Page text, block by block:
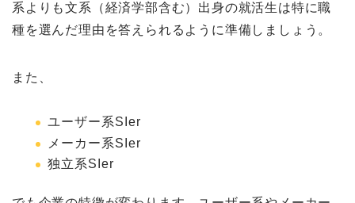
系よりも文系（経済学部含む）出身の就活生は特に職
種を選んだ理由を答えられるように準備しましょう。
また、
ユーザー系SIer
メーカー系SIer
独立系SIer